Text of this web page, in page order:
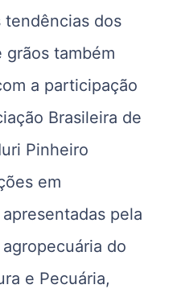
tendências dos
grãos também
a participação
Brasileira de
Pinheiro
em
pela
do
e Pecuária,